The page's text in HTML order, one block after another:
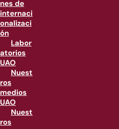
nes de
internaci
onalizaci
ón
Labor
atorios
UAO
Nuest
ros
medios
UAO
Nuest
ros